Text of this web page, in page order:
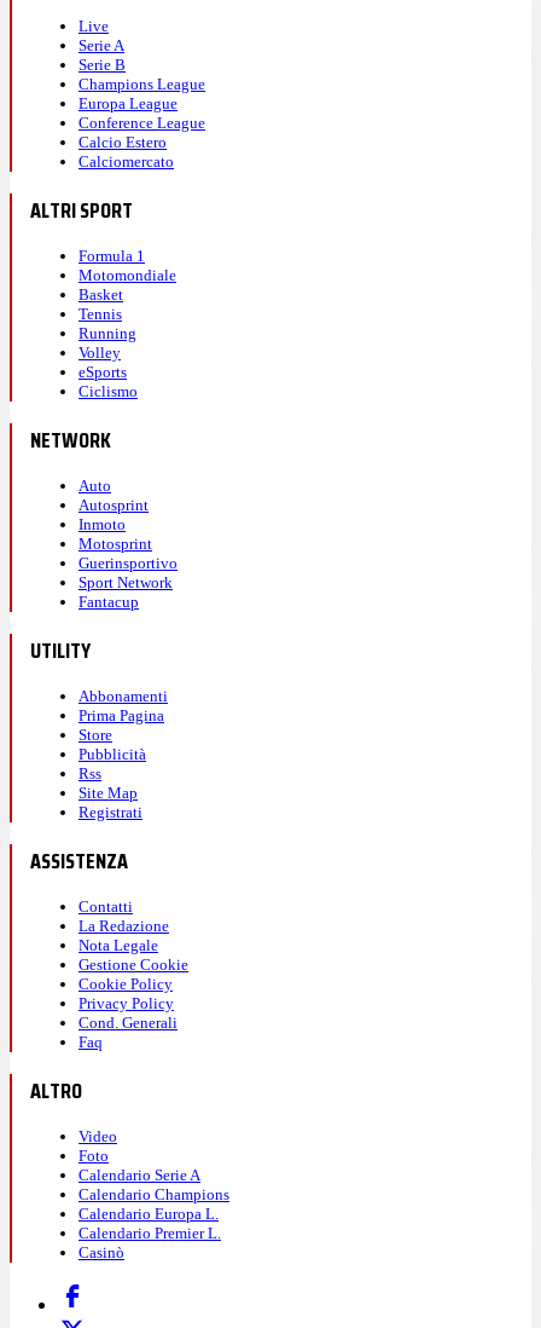
Live
Serie A
Serie B
Champions League
Europa League
Conference League
Calcio Estero
Calciomercato
ALTRI SPORT
Formula 1
Motomondiale
Basket
Tennis
Running
Volley
eSports
Ciclismo
NETWORK
Auto
Autosprint
Inmoto
Motosprint
Guerinsportivo
Sport Network
Fantacup
UTILITY
Abbonamenti
Prima Pagina
Store
Pubblicità
Rss
Site Map
Registrati
ASSISTENZA
Contatti
La Redazione
Nota Legale
Gestione Cookie
Cookie Policy
Privacy Policy
Cond. Generali
Faq
ALTRO
Video
Foto
Calendario Serie A
Calendario Champions
Calendario Europa L.
Calendario Premier L.
Casinò